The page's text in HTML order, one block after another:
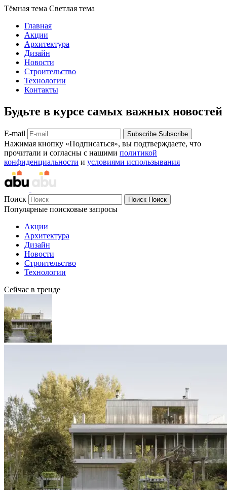
Тёмная тема Светлая тема
Главная
Акции
Архитектура
Дизайн
Новости
Строительство
Технологии
Контакты
Будьте в курсе самых важных новостей
E-mail Subscribe Subscribe
Нажимая кнопку «Подписаться», вы подтверждаете, что
прочитали и согласны с нашими политикой
конфиденциальности и условиями использывания
Поиск Поиск Поиск
Популярные поисковые запросы
Акции
Архитектура
Дизайн
Новости
Строительство
Технологии
Сейчас в тренде